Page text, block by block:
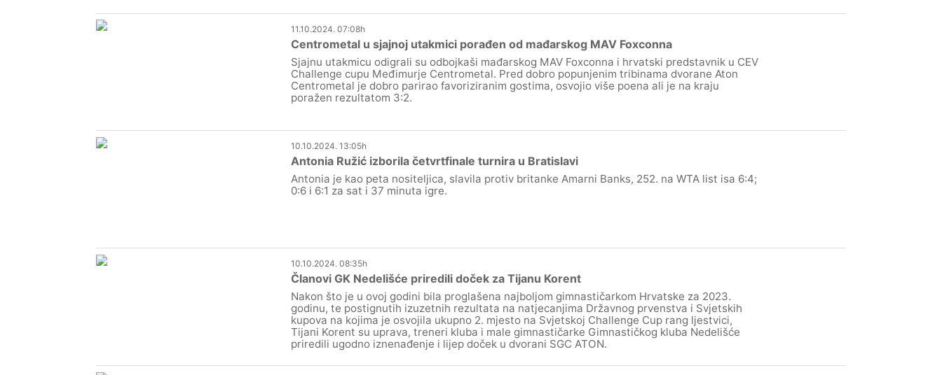
11.10.2024. 07:08h
Centrometal u sjajnoj utakmici porađen od mađarskog MAV Foxconna
Sjajnu utakmicu odigrali su odbojkaši mađarskog MAV Foxconna i hrvatski predstavnik u CEV
Challenge cupu Međimurje Centrometal. Pred dobro popunjenim tribinama dvorane Aton
Centrometal je dobro parirao favoriziranim gostima, osvojio više poena ali je na kraju
poražen rezultatom 3:2.
10.10.2024. 13:05h
Antonia Ružić izborila četvrtfinale turnira u Bratislavi
Antonia je kao peta nositeljica, slavila protiv britanke Amarni Banks, 252. na WTA list isa 6:4;
0:6 i 6:1 za sat i 37 minuta igre.
10.10.2024. 08:35h
Članovi GK Nedelišće priredili doček za Tijanu Korent
Nakon što je u ovoj godini bila proglašena najboljom gimnastičarkom Hrvatske za 2023.
godinu, te postignutih izuzetnih rezultata na natjecanjima Državnog prvenstva i Svjetskih
kupova na kojima je osvojila ukupno 2. mjesto na Svjetskoj Challenge Cup rang ljestvici,
Tijani Korent su uprava, treneri kluba i male gimnastičarke Gimnastičkog kluba Nedelišće
priredili ugodno iznenađenje i lijep doček u dvorani SGC ATON.